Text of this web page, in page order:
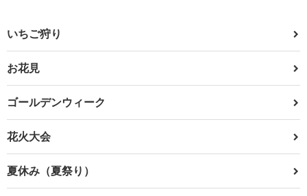
いちご狩り
お花見
ゴールデンウィーク
花火大会
夏休み（夏祭り）